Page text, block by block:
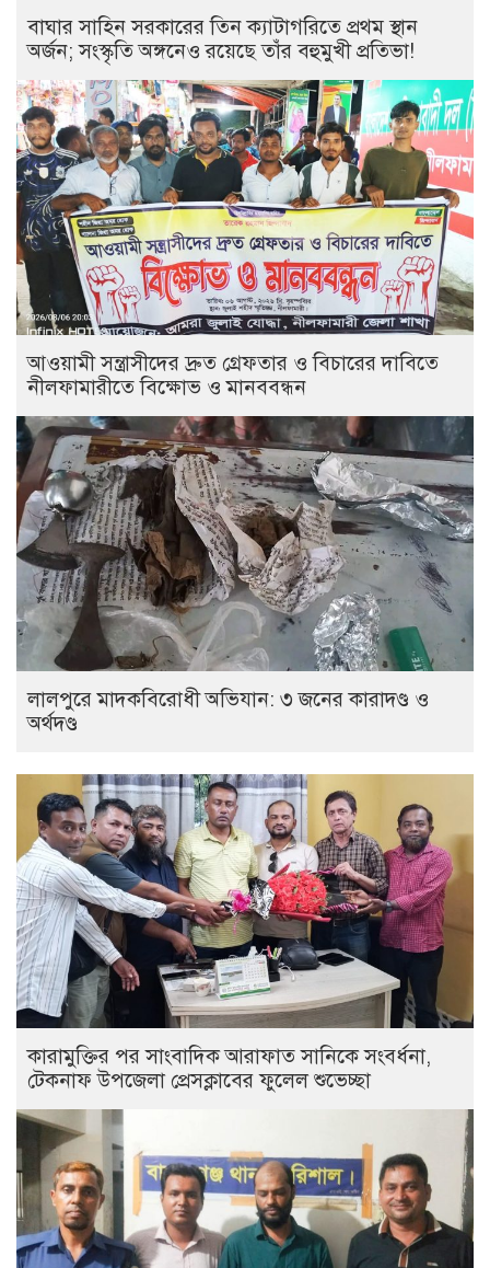
বাঘার সাহিন সরকারের তিন ক্যাটাগরিতে প্রথম স্থান
অর্জন; সংস্কৃতি অঙ্গনেও রয়েছে তাঁর বহুমুখী প্রতিভা!
আওয়ামী সন্ত্রাসীদের দ্রুত গ্রেফতার ও বিচারের দাবিতে
নীলফামারীতে বিক্ষোভ ও মানববন্ধন
লালপুরে মাদকবিরোধী অভিযান: ৩ জনের কারাদণ্ড ও
অর্থদণ্ড
কারামুক্তির পর সাংবাদিক আরাফাত সানিকে সংবর্ধনা,
টেকনাফ উপজেলা প্রেসক্লাবের ফুলেল শুভেচ্ছা